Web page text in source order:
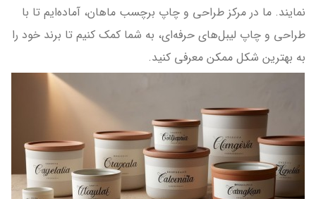
نمایند. ما در مرکز طراحی و چاپ برچسب ماهان، آماده‌ایم تا با
طراحی و چاپ لیبل‌های حرفه‌ای، به شما کمک کنیم تا برند خود را
به بهترین شکل ممکن معرفی کنید.